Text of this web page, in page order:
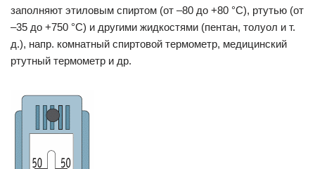
заполняют этиловым спиртом (от –80 до +80 °C), ртутью (от
–35 до +750 °C) и другими жидкостями (пентан, толуол и т.
д.), напр. комнатный спиртовой термометр, медицинский
ртутный термометр и др.